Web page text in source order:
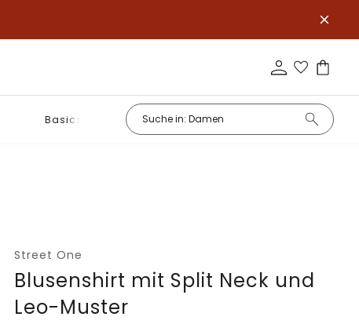
Basics
Street One
Blusenshirt mit Split Neck und
Leo-Muster